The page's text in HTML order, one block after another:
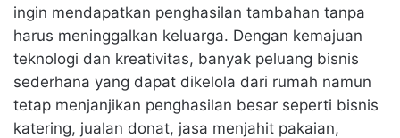
ingin mendapatkan penghasilan tambahan tanpa
harus meninggalkan keluarga. Dengan kemajuan
teknologi dan kreativitas, banyak peluang bisnis
sederhana yang dapat dikelola dari rumah namun
tetap menjanjikan penghasilan besar seperti bisnis
katering, jualan donat, jasa menjahit pakaian,